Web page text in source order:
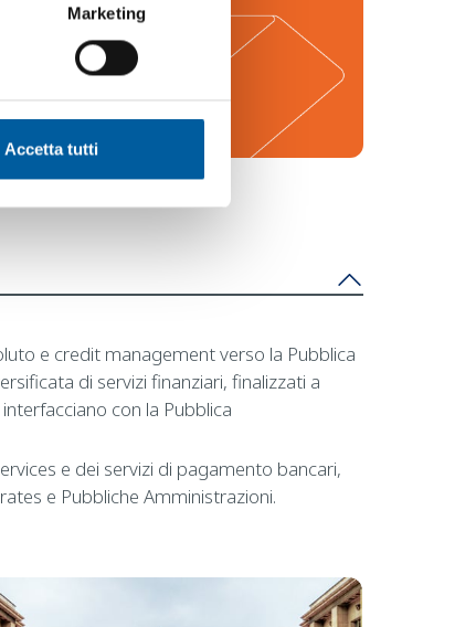
Marketing
Accetta tutti
cui hai bisogno
e credit management verso la Pubblica
di servizi finanziari, finalizzati a
con la Pubblica
e dei servizi di pagamento bancari,
e Pubbliche Amministrazioni.